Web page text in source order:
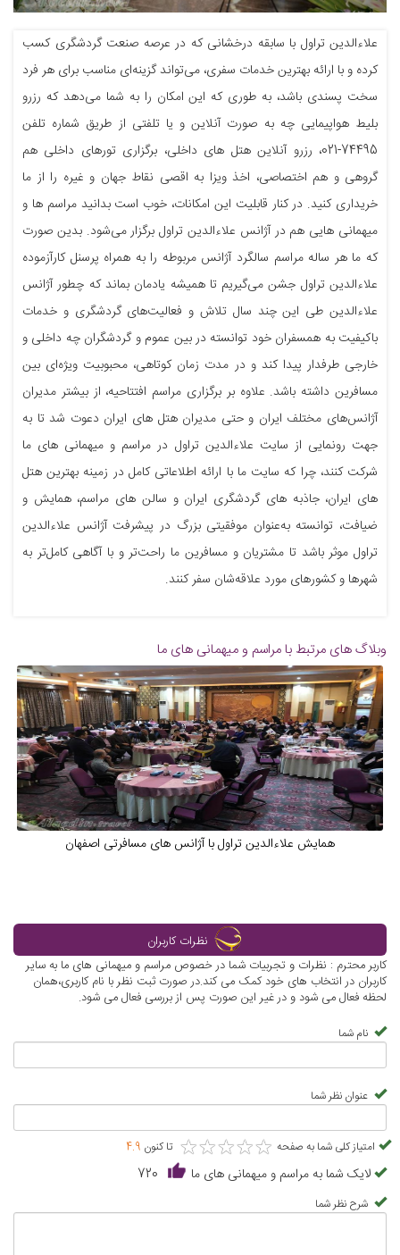
علاءالدین تراول با سابقه درخشانی که در عرصه صنعت گردشگری کسب
کرده و با ارائه بهترین خدمات سفری، می‌تواند گزینه‌ای مناسب برای هر فرد
سخت پسندی باشد، به طوری که این امکان را به شما می‌دهد که رزرو
بلیط هواپیمایی چه به صورت آنلاین و یا تلفتی از طریق شماره تلفن
74495-021، رزرو آنلاین هتل های داخلی، برگزاری تورهای داخلی هم
گروهی و هم اختصاصی، اخذ ویزا به اقصی نقاط جهان و غیره را از ما
خریداری کنید. در کنار قابلیت این امکانات، خوب است بدانید مراسم ها و
میهمانی هایی هم در آژانس علاءالدین تراول برگزار می‌شود. بدین صورت
که ما هر ساله مراسم سالگرد آژانس مربوطه را به همراه پرسنل کارآزموده
علاءالدین تراول جشن می‌گیریم تا همیشه یادمان بماند که چطور آژانس
علاءالدین طی این چند سال تلاش و فعالیت‌های گردشگری و خدمات
باکیفیت به همسفران خود توانسته در بین عموم و گردشگران چه داخلی و
خارجی طرفدار پیدا کند و در مدت زمان کوتاهی، محبوبیت ویژه‌ای بین
مسافرین داشته باشد. علاوه بر برگزاری مراسم افتتاحیه، از بیشتر مدیران
آژانس‌های مختلف ایران و حتی مدیران هتل های ایران دعوت شد تا به
جهت رونمایی از سایت علاءالدین تراول در مراسم و میهمانی های ما
شرکت کنند، چرا که سایت ما با ارائه اطلاعاتی کامل در زمینه بهترین هتل
های ایران، جاذبه های گردشگری ایران و سالن های مراسم، همایش و
ضیافت، توانسته به‌عنوان موفقیتی بزرگ در پیشرفت آژانس علاءالدین
تراول موثر باشد تا مشتریان و مسافرین ما راحت‌تر و با آگاهی کامل‌تر به
شهرها و کشورهای مورد علاقه‌شان سفر کنند.
وبلاگ های مرتبط با مراسم و میهمانی های ما
همایش علاءالدين تراول با آژانس های مسافرتی اصفهان
نظرات کاربران
کاربر محترم : نظرات و تجربیات شما در خصوص مراسم و میهمانی های ما به سایر
کاربران در انتخاب های خود کمک می کند.در صورت ثبت نظر با نام کاربری،همان
لحظه فعال می شود و در غیر این صورت پس از بررسی فعال می شود.
نام شما
عنوان نظر شما
امتیاز کلی شما به صفحه ★★★★★
★★★★★ تا کنون 4.9
لایک شما به مراسم و میهمانی های ما 720
شرح نظر شما